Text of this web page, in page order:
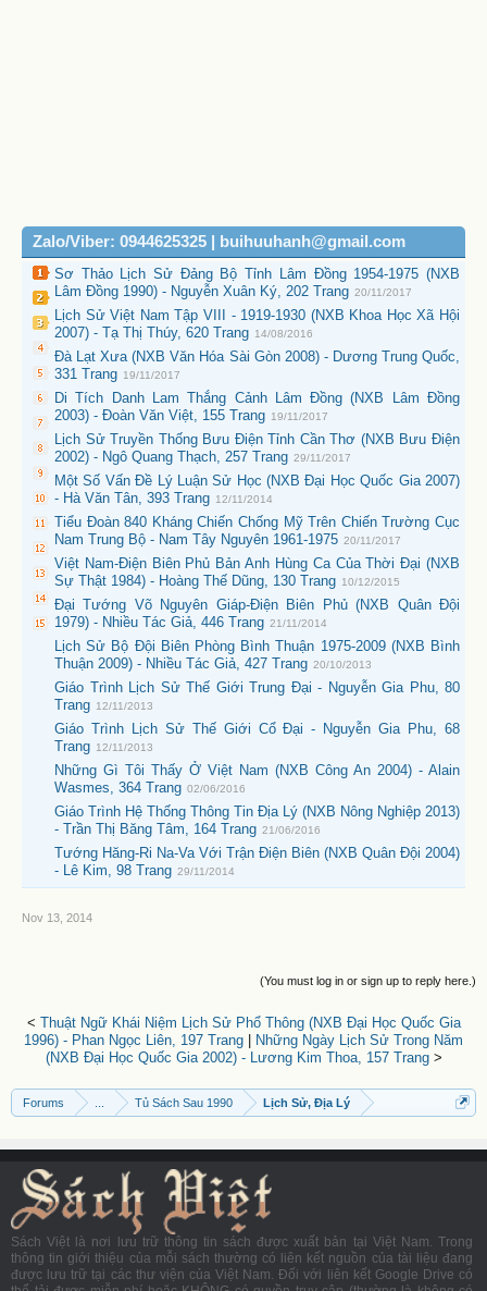
Zalo/Viber: 0944625325 | buihuuhanh@gmail.com
Sơ Thảo Lịch Sử Đảng Bộ Tỉnh Lâm Đồng 1954-1975 (NXB
Lâm Đồng 1990) - Nguyễn Xuân Ký, 202 Trang 20/11/2017
Lịch Sử Việt Nam Tập VIII - 1919-1930 (NXB Khoa Học Xã Hội
2007) - Tạ Thị Thúy, 620 Trang 14/08/2016
Đà Lạt Xưa (NXB Văn Hóa Sài Gòn 2008) - Dương Trung Quốc,
331 Trang 19/11/2017
Di Tích Danh Lam Thắng Cảnh Lâm Đồng (NXB Lâm Đồng
2003) - Đoàn Văn Việt, 155 Trang 19/11/2017
Lịch Sử Truyền Thống Bưu Điện Tỉnh Cần Thơ (NXB Bưu Điện
2002) - Ngô Quang Thạch, 257 Trang 29/11/2017
Một Số Vấn Đề Lý Luận Sử Học (NXB Đại Học Quốc Gia 2007)
- Hà Văn Tân, 393 Trang 12/11/2014
Tiểu Đoàn 840 Kháng Chiến Chống Mỹ Trên Chiến Trường Cục
Nam Trung Bộ - Nam Tây Nguyên 1961-1975 20/11/2017
Việt Nam-Điện Biên Phủ Bản Anh Hùng Ca Của Thời Đại (NXB
Sự Thật 1984) - Hoàng Thế Dũng, 130 Trang 10/12/2015
Đại Tướng Võ Nguyên Giáp-Điện Biên Phủ (NXB Quân Đội
1979) - Nhiều Tác Giả, 446 Trang 21/11/2014
Lịch Sử Bộ Đội Biên Phòng Bình Thuận 1975-2009 (NXB Bình
Thuận 2009) - Nhiều Tác Giả, 427 Trang 20/10/2013
Giáo Trình Lịch Sử Thế Giới Trung Đại - Nguyễn Gia Phu, 80
Trang 12/11/2013
Giáo Trình Lịch Sử Thế Giới Cổ Đại - Nguyễn Gia Phu, 68
Trang 12/11/2013
Những Gì Tôi Thấy Ở Việt Nam (NXB Công An 2004) - Alain
Wasmes, 364 Trang 02/06/2016
Giáo Trình Hệ Thống Thông Tin Địa Lý (NXB Nông Nghiệp 2013)
- Trần Thị Băng Tâm, 164 Trang 21/06/2016
Tướng Hăng-Ri Na-Va Với Trận Điện Biên (NXB Quân Đội 2004)
- Lê Kim, 98 Trang 29/11/2014
Nov 13, 2014
(You must log in or sign up to reply here.)
< Thuật Ngữ Khái Niệm Lịch Sử Phổ Thông (NXB Đại Học Quốc Gia
1996) - Phan Ngọc Liên, 197 Trang
Những Ngày Lịch Sử Trong Năm
(NXB Đại Học Quốc Gia 2002) - Lương Kim Thoa, 157 Trang>
Forums Tủ Sách Sau 1990 Lịch Sử, Địa Lý
Sách Việt là nơi lưu trữ thông tin sách được xuất bản tại Việt Nam. Trong
thông tin giới thiệu của mỗi sách thường có liên kết nguồn của tài liệu đang
được lưu trữ tại các thư viện của Việt Nam. Đối với liên kết Google Drive có